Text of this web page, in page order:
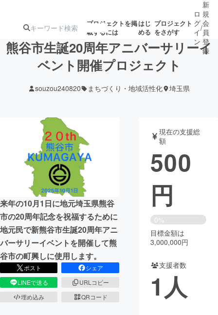
プロジェクトを掲
載するには
はじ
める
プロジェクト
をさがす
ターン
ジェクト
募集終了が近いプ
ロジェクト
されます
アート・写真 音楽
テクノロジー・ガジェット ゲーム・サ
映像・映画
ビジネス・起業
まちづくり・地域活性化
CAMPFIRE for Social Good CAMPFIRE Creation
CAMPFIREふるさと納税
コミュニティ
ロ
グ
イ
ン
/
新
規
会
員
登
録
熊谷市生誕20周年アニバーサリーイ
ベント開催プロジェクト
souzou240820 まちづくり・地域活性化 埼玉県
来年の10月1日に地元埼玉県熊谷
市の20周年記念を祝福するために
地元民で新熊谷市生誕20周年アニ
バーサリーイベントを開催して熊
谷市の町興しに使用します。
ポスト
シェア
LINEで送る
URLコピー
埋め込み
QRコード
現在の支援総
額
500
円
0%
目標金額は
3,000,000円
支援者数
1人